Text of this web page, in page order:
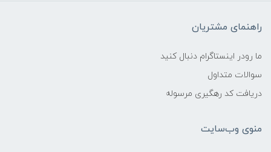
راهنمای مشتریان
ما رودر اینستاگرام دنبال کنید
سوالات متداول
دریافت کد رهگیری مرسوله
منوی وب‌سایت